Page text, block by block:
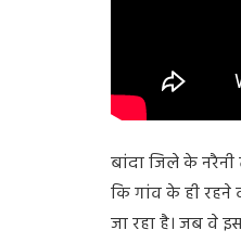
बांदा जिले के
कि गांव के ही रहने
जा रहा है। जब वे